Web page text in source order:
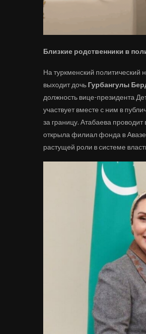
Близкие родственники в
На туркменский политический
выходит дочь Гурбангулы
должность вице-президента
участвует вместе с ним в
за границу. Атабаева
открыла филиал фонда в
растущей роли в системе